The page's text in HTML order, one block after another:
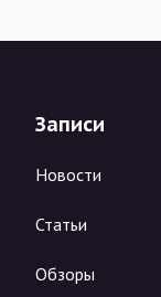
Записи
Новости
Статьи
Обзоры